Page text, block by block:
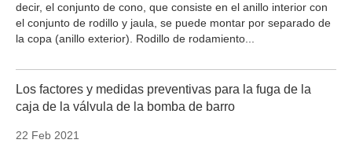
decir, el conjunto de cono, que consiste en el anillo interior con
el conjunto de rodillo y jaula, se puede montar por separado de
la copa (anillo exterior). Rodillo de rodamiento...
Los factores y medidas preventivas para la fuga de la
caja de la válvula de la bomba de barro
22 Feb 2021